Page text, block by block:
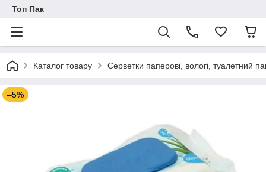
Топ Пак
Каталог товару Серветки паперові, вологі, туалетний
–5%